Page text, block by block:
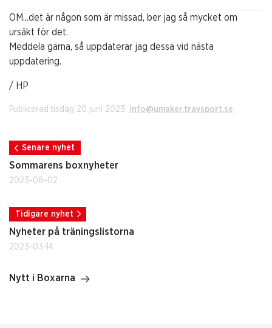
OM...det är någon som är missad, ber jag så mycket om
ursäkt för det.
Meddela gärna, så uppdaterar jag dessa vid nästa
uppdatering.
/ HP
Publicerad tisdag 20 juni 2023. info@umaker.travsport.se
Senare nyhet
Sommarens boxnyheter
2023-08-02
Tidigare nyhet
Nyheter på träningslistorna
2023-03-14
Nytt i Boxarna